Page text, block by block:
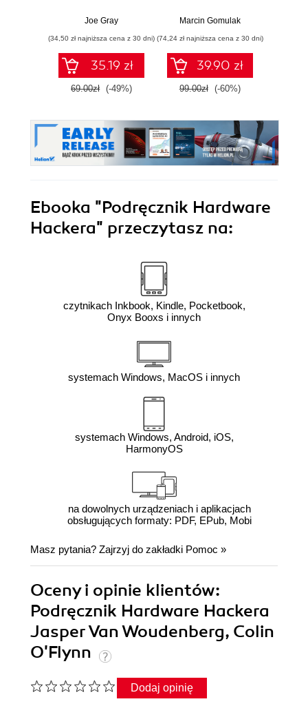
Joe Gray
(34,50 zł najniższa cena z 30 dni)
35.19 zł
69.00zł (-49%)
programów
Marcin Gomulak
(74,24 zł najniższa cena z 30 dni)
39.90 zł
99.00zł (-60%)
Ebooka "Podręcznik Hardware
Hackera" przeczytasz na:
czytnikach Inkbook, Kindle, Pocketbook,
Onyx Booxs i innych
systemach Windows, MacOS i innych
systemach Windows, Android, iOS,
HarmonyOS
na dowolnych urządzeniach i aplikacjach
obsługujących formaty: PDF, EPub, Mobi
Masz pytania? Zajrzyj do zakładki Pomoc »
Oceny i opinie klientów:
Podręcznik Hardware Hackera
Jasper Van Woudenberg, Colin
O'Flynn
Dodaj opinię